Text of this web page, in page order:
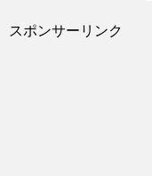
スポンサーリンク